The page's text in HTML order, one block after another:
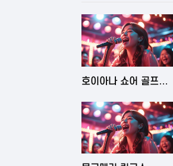
2025-06-03 16:43
호이아나 쇼어 골프
2025-06-03 14:50